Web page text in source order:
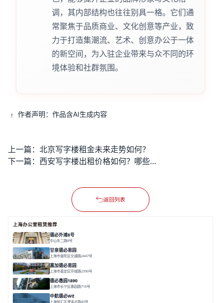
调，其内部结构也往往别具一格。它们通
常聚焦于品质商业、文化创意等产业，致
力于打造集潮流、艺术、创意办公于一体
的新空间，为入驻企业带来与众不同的环
境体验和社群氛围。
作者声明：作品含AI生成内容
上一篇： 北京写字楼租金未来走势如何？
下一篇：
西安写字楼出租价格如何？哪些区域性价比很高？
返回列表
上海办公室租赁推荐
德必外滩8号
中山东二路8号
甘泉德必易园
上海市普陀区交通路2447号
嘉加德必易园
上海市嘉定区环城路2390号
德必愚园1890
上海市长宁区愚园路716号
中航德必WE
上海徐汇区漕溪北路45号